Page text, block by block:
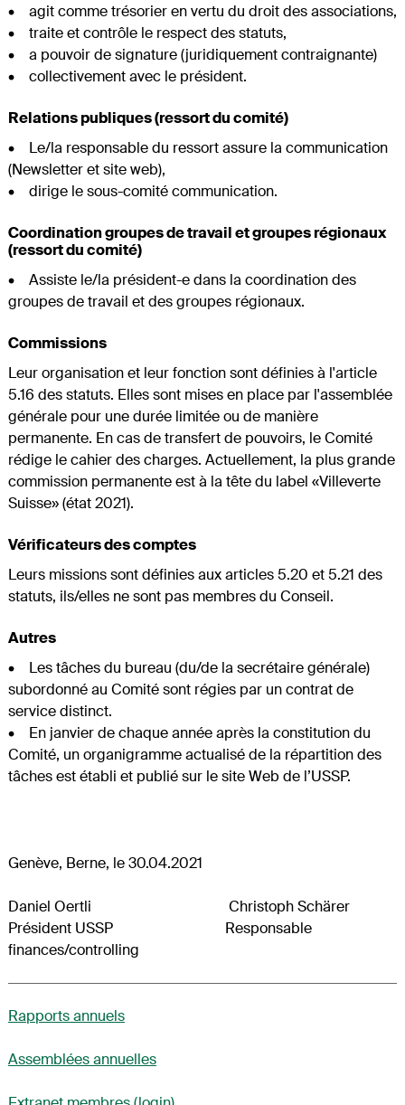
• agit comme trésorier en vertu du droit des associations,
• traite et contrôle le respect des statuts,
• a pouvoir de signature (juridiquement contraignante)
• collectivement avec le président.
Relations publiques (ressort du comité)
• Le/la responsable du ressort assure la communication
(Newsletter et site web),
• dirige le sous-comité communication.
Coordination groupes de travail et groupes régionaux
(ressort du comité)
• Assiste le/la président-e dans la coordination des
groupes de travail et des groupes régionaux.
Commissions
Leur organisation et leur fonction sont définies à l'article
5.16 des statuts. Elles sont mises en place par l'assemblée
générale pour une durée limitée ou de manière
permanente. En cas de transfert de pouvoirs, le Comité
rédige le cahier des charges. Actuellement, la plus grande
commission permanente est à la tête du label «Villeverte
Suisse» (état 2021).
Vérificateurs des comptes
Leurs missions sont définies aux articles 5.20 et 5.21 des
statuts, ils/elles ne sont pas membres du Conseil.
Autres
• Les tâches du bureau (du/de la secrétaire générale)
subordonné au Comité sont régies par un contrat de
service distinct.
• En janvier de chaque année après la constitution du
Comité, un organigramme actualisé de la répartition des
tâches est établi et publié sur le site Web de l’USSP.
Genève, Berne, le 30.04.2021
Daniel Oertli Christoph Schärer
Président USSP Responsable
finances/controlling
Rapports annuels
Assemblées annuelles